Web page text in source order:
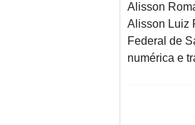
Alisson
Alisson Luiz
Federal de
numérica e